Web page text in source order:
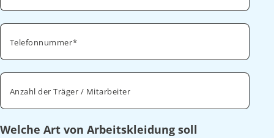
Telefonnummer
Anzahl der Träger / Mitarbeiter
Welche Art von Arbeitskleidung soll